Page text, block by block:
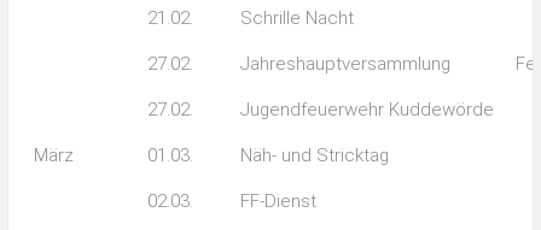
21.02. Schrille Nacht
27.02. Jahreshauptversammlung
27.02. Jugendfeuerwehr Kuddewörde
März 01.03. Näh- und Stricktag
02.03. FF-Dienst